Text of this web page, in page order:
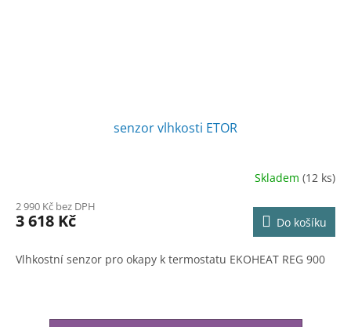
senzor vlhkosti ETOR
produktu
je
z
5
Skladem(12 ks)
2 990 Kč bez DPH
3 618 Kč Do košíku
Vlhkostní senzor pro okapy k termostatu EKOHEAT REG 900